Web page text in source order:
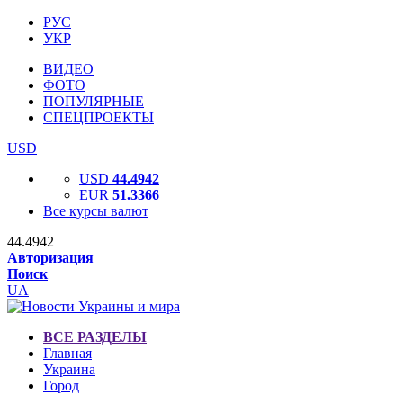
РУС
УКР
ВИДЕО
ФОТО
ПОПУЛЯРНЫЕ
СПЕЦПРОЕКТЫ
USD
USD 44.4942
EUR 51.3366
Все курсы валют
44.4942
Авторизация
Поиск
UA
ВСЕ РАЗДЕЛЫ
Главная
Украина
Город